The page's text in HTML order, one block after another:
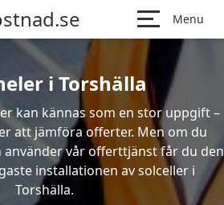
Menu
i Torshälla
kan kännas som en stor uppgift –
att jämföra offerter. Men om du
vår offerttjänst får du den
installationen av solceller i
Torshälla.